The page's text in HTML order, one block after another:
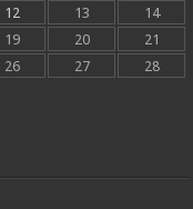
12 13
14
19 20
21
26 27
28